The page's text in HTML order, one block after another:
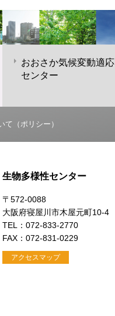
おおさか気候変動適応
センター
（ポリシー）
生物多様性センター
〒572-0088
大阪府寝屋川市木屋元町10-4
TEL：072-833-2770
FAX：072-831-0229
アクセスマップ